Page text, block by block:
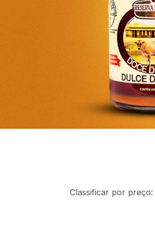
Classificar por preço: